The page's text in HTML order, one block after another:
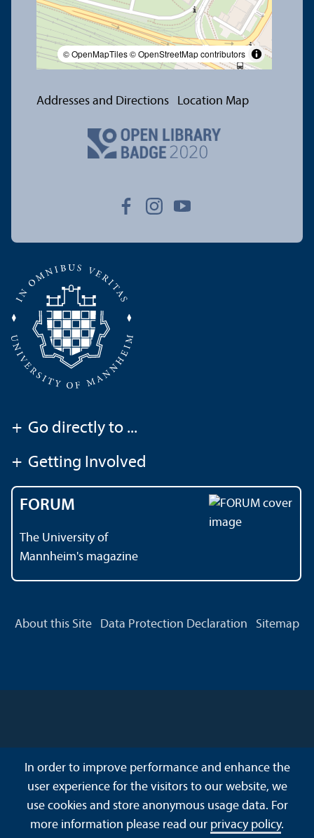
© OpenMapTiles© OpenStreetMap contributors
Addresses and Directions Location Map
+ Go directly to ...
+ Getting Involved
FORUM
The University of
Mannheim's magazine
About this Site Data Protection Declaration Sitemap
In order to improve performance and enhance the
user experience for the visitors to our website, we
use cookies and store anonymous usage data. For
more information please read our privacy policy.